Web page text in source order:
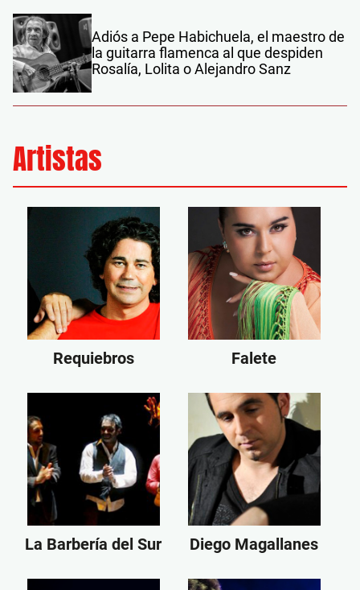
Adiós a Pepe Habichuela, el maestro de
la guitarra flamenca al que despiden
Rosalía, Lolita o Alejandro Sanz
Artistas
Requiebros Falete
La Barbería del Sur Diego Magallanes